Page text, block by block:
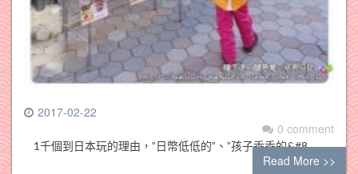
2017-02-22
0 comment
1千個到日本玩的理由，”日幣低低的”、”孩子乖乖的&#8…
Read More >>